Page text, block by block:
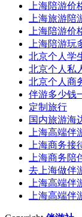
上海陪游价
上海旅游陪
上海陪游价
上海陪游玩
北京个人学
北京个人私
北京个人商
伴游多少钱
定制旅行
国内旅游海
上海高端伴
上海商务接
上海商务陪
去上海做伴
上海高端伴
上海高端伴